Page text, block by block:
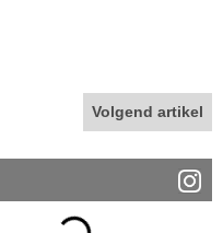
Volgend artikel